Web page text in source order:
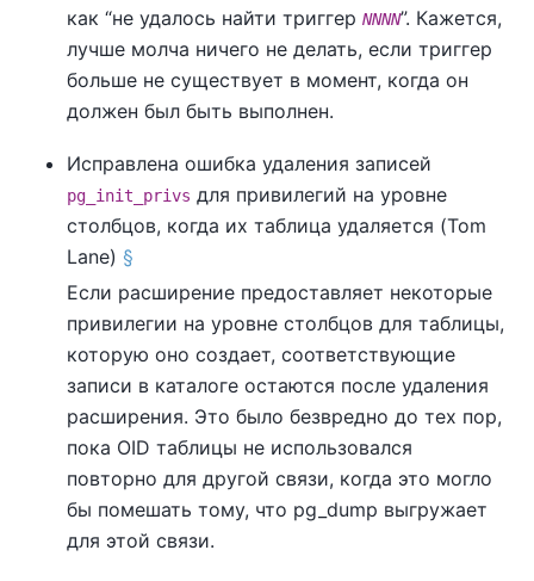
как “не удалось найти триггер NNNN”. Кажется,
лучше молча ничего не делать, если триггер
больше не существует в момент, когда он
должен был быть выполнен.
Исправлена ошибка удаления записей
pg_init_privs для привилегий на уровне
столбцов, когда их таблица удаляется (Tom
Lane) §
Если расширение предоставляет некоторые
привилегии на уровне столбцов для таблицы,
которую оно создает, соответствующие
записи в каталоге остаются после удаления
расширения. Это было безвредно до тех пор,
пока OID таблицы не использовался
повторно для другой связи, когда это могло
бы помешать тому, что pg_dump выгружает
для этой связи.